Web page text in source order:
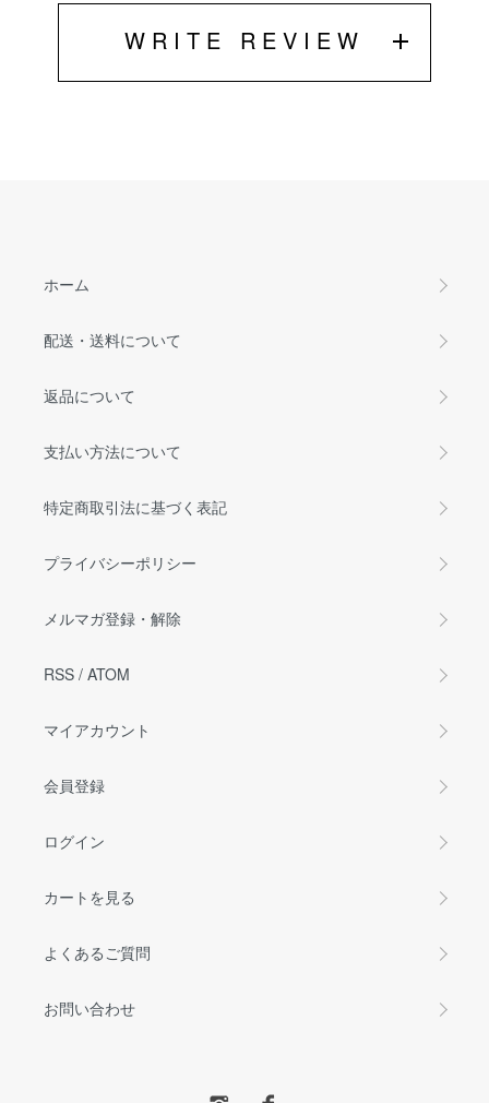
WRITE REVIEW
ホーム
配送・送料について
返品について
支払い方法について
特定商取引法に基づく表記
プライバシーポリシー
メルマガ登録・解除
RSS / ATOM
マイアカウント
会員登録
ログイン
カートを見る
よくあるご質問
お問い合わせ